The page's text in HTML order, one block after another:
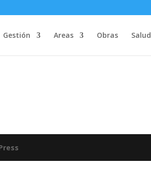
Gestión Areas Obras Salud